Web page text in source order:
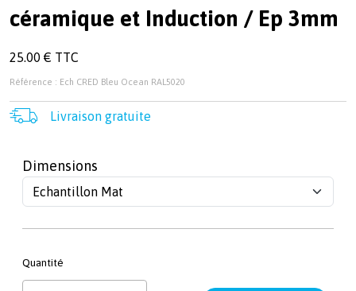
céramique et Induction / Ep 3mm
25.00 € TTC
Référence : Ech CRED Bleu Ocean RAL5020
Livraison gratuite
Dimensions
Quantité